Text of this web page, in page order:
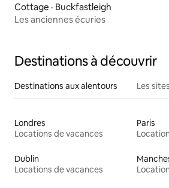
Cottage · Buckfastleigh
Les anciennes écuries
Destinations à découvrir
Destinations aux alentours Les
Londres
Locations de vacances
Paris
Dublin
Locations de vacances